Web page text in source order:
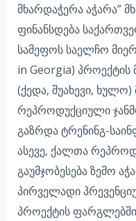
მხარდაჭერა აჭარა”
ფინანსდება
სამეფოს საელჩო
in Georgia) პროექტის
(ქედა, შუახევი,
რეპროდუქციული
გაზრდა ტრენინგ-
ასევე, ქალთა
გაუმჯობესება ზემო
პირველადი
პროექტის